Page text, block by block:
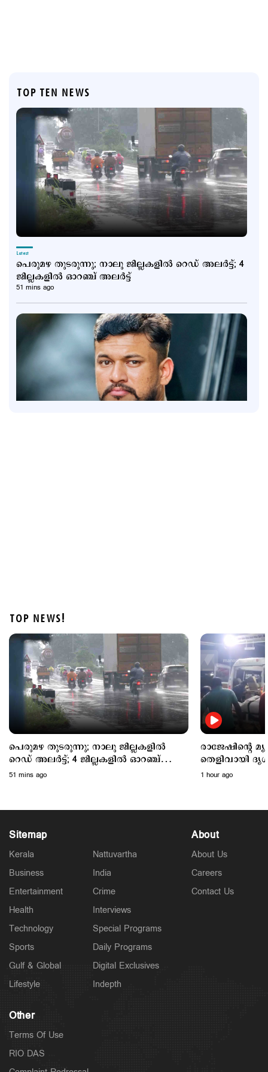
TOP TEN NEWS
Latest
പെരുമഴ തുടരുന്നു; നാലു ജില്ലകളില്‍ റെഡ് അലര്‍ട്ട്; 4
ജില്ലകളില്‍ ഓറഞ്ച് അലര്‍ട്ട്
51 mins ago
Latest
രാജേഷിന്റെ മൃതദേഹത്തോട് അനാദരം: തെളിവായി
ദൃശ്യങ്ങൾ പുറത്ത്
1 hour ago
Latest
വൈകി; വീട്ടമ്മ മരിച്ചു
2 hours ago
TOP NEWS!
പെരുമഴ തുടരുന്നു; നാലു ജില്ലകളില്‍
റെഡ് അലര്‍ട്ട്; 4 ജില്ലകളില്‍ ഓറഞ്ച്
അലര്‍ട്ട്
51 mins ago
രാജേഷിന്റെ
തെളിവായി
1 hour ago
Sitemap
Kerala
Business
Entertainment
Health
Technology
Sports
Gulf & Global
Lifestyle
Nattuvartha
India
Crime
Interviews
Special Programs
Daily Programs
Digital Exclusives
Indepth
About
About Us
Careers
Contact Us
Other
Terms Of Use
RIO DAS